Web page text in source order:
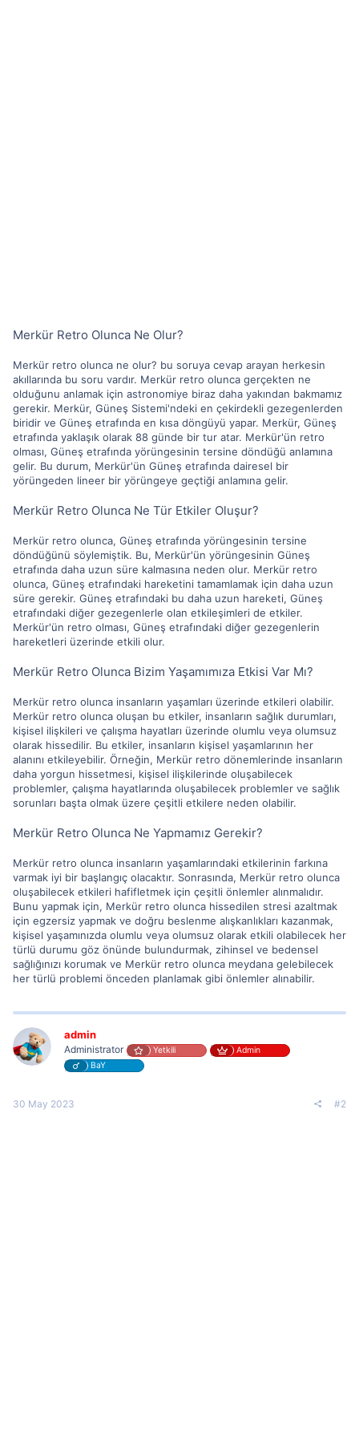
Merkür Retro Olunca Ne Olur?
Merkür retro olunca ne olur? bu soruya cevap arayan herkesin
akıllarında bu soru vardır. Merkür retro olunca gerçekten ne
olduğunu anlamak için astronomiye biraz daha yakından bakmamız
gerekir. Merkür, Güneş Sistemi'ndeki en çekirdekli gezegenlerden
biridir ve Güneş etrafında en kısa döngüyü yapar. Merkür, Güneş
etrafında yaklaşık olarak 88 günde bir tur atar. Merkür'ün retro
olması, Güneş etrafında yörüngesinin tersine döndüğü anlamına
gelir. Bu durum, Merkür'ün Güneş etrafında dairesel bir
yörüngeden lineer bir yörüngeye geçtiği anlamına gelir.
Merkür Retro Olunca Ne Tür Etkiler Oluşur?
Merkür retro olunca, Güneş etrafında yörüngesinin tersine
döndüğünü söylemiştik. Bu, Merkür'ün yörüngesinin Güneş
etrafında daha uzun süre kalmasına neden olur. Merkür retro
olunca, Güneş etrafındaki hareketini tamamlamak için daha uzun
süre gerekir. Güneş etrafındaki bu daha uzun hareketi, Güneş
etrafındaki diğer gezegenlerle olan etkileşimleri de etkiler.
Merkür'ün retro olması, Güneş etrafındaki diğer gezegenlerin
hareketleri üzerinde etkili olur.
Merkür Retro Olunca Bizim Yaşamımıza Etkisi Var Mı?
Merkür retro olunca insanların yaşamları üzerinde etkileri olabilir.
Merkür retro olunca oluşan bu etkiler, insanların sağlık durumları,
kişisel ilişkileri ve çalışma hayatları üzerinde olumlu veya olumsuz
olarak hissedilir. Bu etkiler, insanların kişisel yaşamlarının her
alanını etkileyebilir. Örneğin, Merkür retro dönemlerinde insanların
daha yorgun hissetmesi, kişisel ilişkilerinde oluşabilecek
problemler, çalışma hayatlarında oluşabilecek problemler ve sağlık
sorunları başta olmak üzere çeşitli etkilere neden olabilir.
Merkür Retro Olunca Ne Yapmamız Gerekir?
Merkür retro olunca insanların yaşamlarındaki etkilerinin farkına
varmak iyi bir başlangıç olacaktır. Sonrasında, Merkür retro olunca
oluşabilecek etkileri hafifletmek için çeşitli önlemler alınmalıdır.
Bunu yapmak için, Merkür retro olunca hissedilen stresi azaltmak
için egzersiz yapmak ve doğru beslenme alışkanlıkları kazanmak,
kişisel yaşamınızda olumlu veya olumsuz olarak etkili olabilecek her
türlü durumu göz önünde bulundurmak, zihinsel ve bedensel
sağlığınızı korumak ve Merkür retro olunca meydana gelebilecek
her türlü problemi önceden planlamak gibi önlemler alınabilir.
admin
Administrator Yetkili
Admin
BaY
30 May 2023 #2